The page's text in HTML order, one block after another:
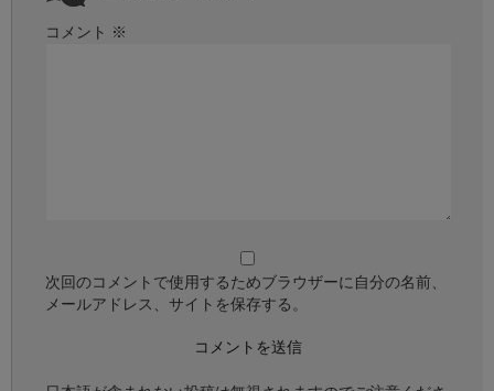
コメント ※
次回のコメントで使用するためブラウザーに自分の名前、
メールアドレス、サイトを保存する。